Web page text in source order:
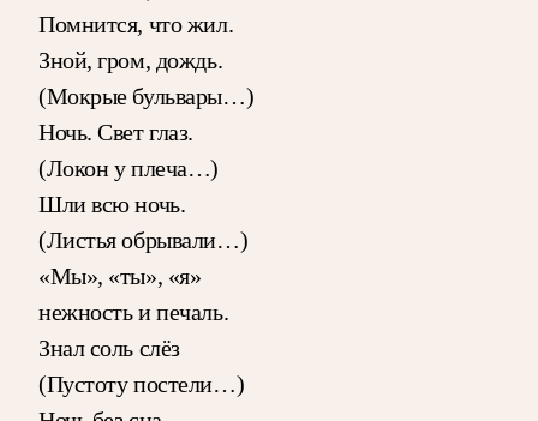
Помнится, что жил.
Зной, гром, дождь.
(Мокрые бульвары…)
Ночь. Свет глаз.
(Локон у плеча…)
Шли всю ночь.
(Листья обрывали…)
«Мы», «ты», «я»
нежность и печаль.
Знал соль слёз
(Пустоту постели…)